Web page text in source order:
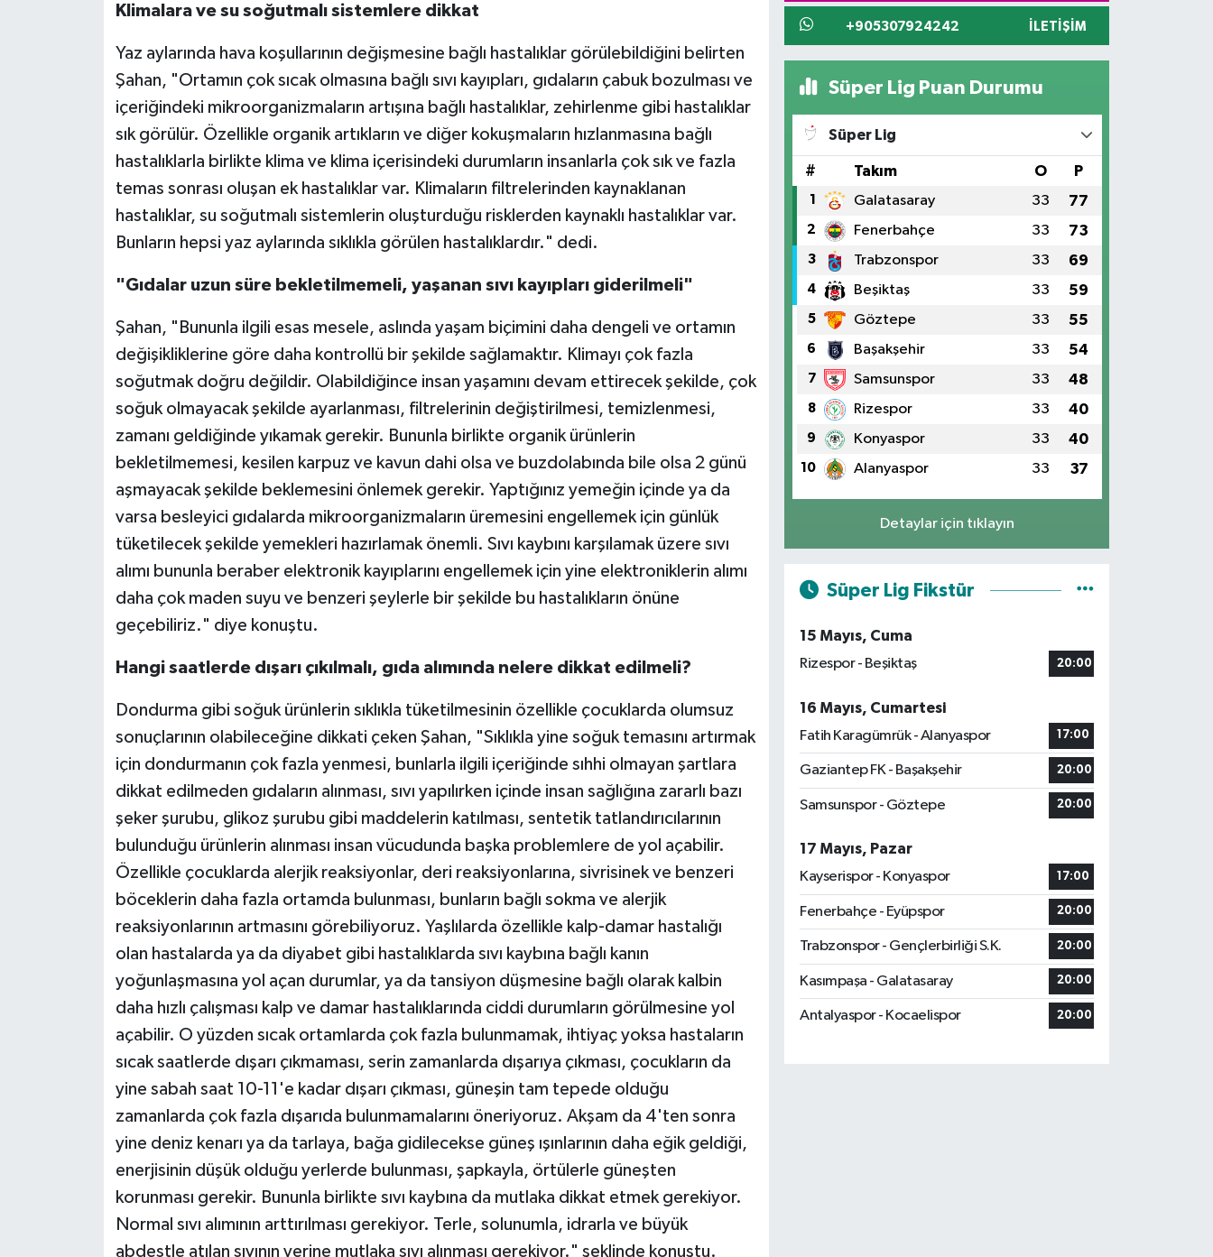
Klimalara ve su soğutmalı sistemlere dikkat
Yaz aylarında hava koşullarının değişmesine bağlı hastalıklar görülebildiğini belirten
Şahan, "Ortamın çok sıcak olmasına bağlı sıvı kayıpları, gıdaların çabuk bozulması ve
içeriğindeki mikroorganizmaların artışına bağlı hastalıklar, zehirlenme gibi hastalıklar
sık görülür. Özellikle organik artıkların ve diğer kokuşmaların hızlanmasına bağlı
hastalıklarla birlikte klima ve klima içerisindeki durumların insanlarla çok sık ve fazla
temas sonrası oluşan ek hastalıklar var. Klimaların filtrelerinden kaynaklanan
hastalıklar, su soğutmalı sistemlerin oluşturduğu risklerden kaynaklı hastalıklar var.
Bunların hepsi yaz aylarında sıklıkla görülen hastalıklardır." dedi.
"Gıdalar uzun süre bekletilmemeli, yaşanan sıvı kayıpları giderilmeli"
Şahan, "Bununla ilgili esas mesele, aslında yaşam biçimini daha dengeli ve ortamın
değişikliklerine göre daha kontrollü bir şekilde sağlamaktır. Klimayı çok fazla
soğutmak doğru değildir. Olabildiğince insan yaşamını devam ettirecek şekilde, çok
soğuk olmayacak şekilde ayarlanması, filtrelerinin değiştirilmesi, temizlenmesi,
zamanı geldiğinde yıkamak gerekir. Bununla birlikte organik ürünlerin
bekletilmemesi, kesilen karpuz ve kavun dahi olsa ve buzdolabında bile olsa 2 günü
aşmayacak şekilde beklemesini önlemek gerekir. Yaptığınız yemeğin içinde ya da
varsa besleyici gıdalarda mikroorganizmaların üremesini engellemek için günlük
tüketilecek şekilde yemekleri hazırlamak önemli. Sıvı kaybını karşılamak üzere sıvı
alımı bununla beraber elektronik kayıplarını engellemek için yine elektroniklerin alımı
daha çok maden suyu ve benzeri şeylerle bir şekilde bu hastalıkların önüne
geçebiliriz." diye konuştu.
Hangi saatlerde dışarı çıkılmalı, gıda alımında nelere dikkat edilmeli?
Dondurma gibi soğuk ürünlerin sıklıkla tüketilmesinin özellikle çocuklarda olumsuz
sonuçlarının olabileceğine dikkati çeken Şahan, "Sıklıkla yine soğuk temasını artırmak
için dondurmanın çok fazla yenmesi, bunlarla ilgili içeriğinde sıhhi olmayan şartlara
dikkat edilmeden gıdaların alınması, sıvı yapılırken içinde insan sağlığına zararlı bazı
şeker şurubu, glikoz şurubu gibi maddelerin katılması, sentetik tatlandırıcılarının
bulunduğu ürünlerin alınması insan vücudunda başka problemlere de yol açabilir.
Özellikle çocuklarda alerjik reaksiyonlar, deri reaksiyonlarına, sivrisinek ve benzeri
böceklerin daha fazla ortamda bulunması, bunların bağlı sokma ve alerjik
reaksiyonlarının artmasını görebiliyoruz. Yaşlılarda özellikle kalp-damar hastalığı
olan hastalarda ya da diyabet gibi hastalıklarda sıvı kaybına bağlı kanın
yoğunlaşmasına yol açan durumlar, ya da tansiyon düşmesine bağlı olarak kalbin
daha hızlı çalışması kalp ve damar hastalıklarında ciddi durumların görülmesine yol
açabilir. O yüzden sıcak ortamlarda çok fazla bulunmamak, ihtiyaç yoksa hastaların
sıcak saatlerde dışarı çıkmaması, serin zamanlarda dışarıya çıkması, çocukların da
yine sabah saat 10-11'e kadar dışarı çıkması, güneşin tam tepede olduğu
zamanlarda çok fazla dışarıda bulunmamalarını öneriyoruz. Akşam da 4'ten sonra
yine deniz kenarı ya da tarlaya, bağa gidilecekse güneş ışınlarının daha eğik geldiği,
enerjisinin düşük olduğu yerlerde bulunması, şapkayla, örtülerle güneşten
korunması gerekir. Bununla birlikte sıvı kaybına da mutlaka dikkat etmek gerekiyor.
Normal sıvı alımının arttırılması gerekiyor. Terle, solunumla, idrarla ve büyük
abdestle atılan sıvının yerine mutlaka sıvı alınması gerekiyor." şeklinde konuştu.
+905307924242 İLETIŞIM
Süper Lig Puan Durumu
Süper Lig
# Takım O P
1 Galatasaray 33 77
2 Fenerbahçe 33 73
3 Trabzonspor 33 69
4 Beşiktaş 33 59
5 Göztepe 33 55
6 Başakşehir 33 54
7 Samsunspor 33 48
8 Rizespor 33 40
9 Konyaspor 33 40
10 Alanyaspor 33 37
Detaylar için tıklayın
Süper Lig Fikstür
15 Mayıs, Cuma
Rizespor - Beşiktaş
20:00
16 Mayıs, Cumartesi
Fatih Karagümrük - Alanyaspor
17:00
Gaziantep FK - Başakşehir 20:00
Samsunspor - Göztepe 20:00
17 Mayıs, Pazar
Kayserispor - Konyaspor
17:00
Fenerbahçe - Eyüpspor 20:00
Trabzonspor - Gençlerbirliği S.K. 20:00
Kasımpaşa - Galatasaray 20:00
Antalyaspor - Kocaelispor 20:00